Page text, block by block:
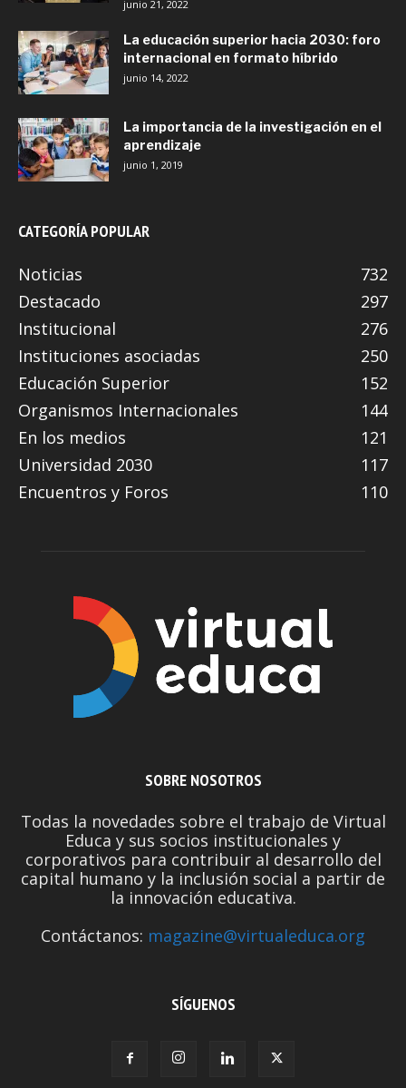
junio 21, 2022
La educación superior hacia 2030: foro
internacional en formato híbrido
junio 14, 2022
La importancia de la investigación en el
aprendizaje
junio 1, 2019
CATEGORÍA POPULAR
Noticias
732
Destacado
297
Institucional
276
Instituciones asociadas
250
Educación Superior
152
Organismos Internacionales
144
En los medios
121
Universidad 2030
117
Encuentros y Foros
110
SOBRE NOSOTROS
Todas la novedades sobre el trabajo de Virtual
Educa y sus socios institucionales y
corporativos para contribuir al desarrollo del
capital humano y la inclusión social a partir de
la innovación educativa.
Contáctanos: magazine@virtualeduca.org
SÍGUENOS